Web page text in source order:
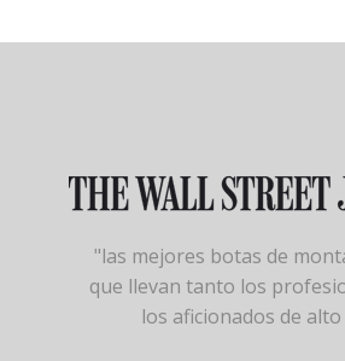
"las mejores botas de
que llevan tanto los
los aficionados de alto